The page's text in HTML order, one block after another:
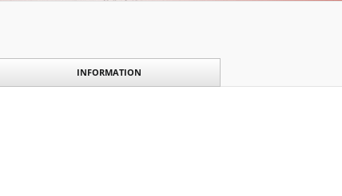
INFORMATION